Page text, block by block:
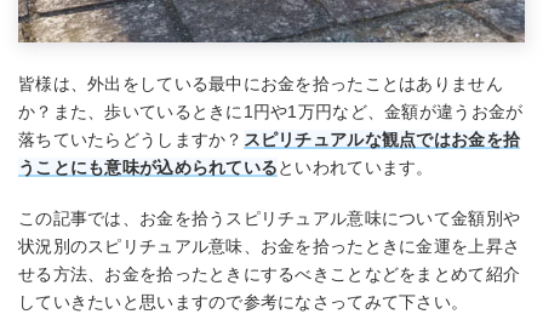
皆様は、外出をしている最中にお金を拾ったことはありません
か？また、歩いているときに1円や1万円など、金額が違うお金が
落ちていたらどうしますか？ スピリチュアルな観点ではお金を拾
うことにも意味が込められているといわれています。
この記事では、お金を拾うスピリチュアル意味について金額別や
状況別のスピリチュアル意味、お金を拾ったときに金運を上昇さ
せる方法、お金を拾ったときにするべきことなどをまとめて紹介
していきたいと思いますので参考になさってみて下さい。